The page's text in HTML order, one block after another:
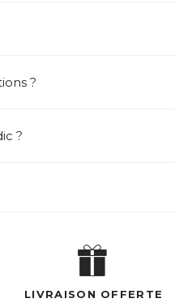
?
?
LIVRAISON OFFERTE